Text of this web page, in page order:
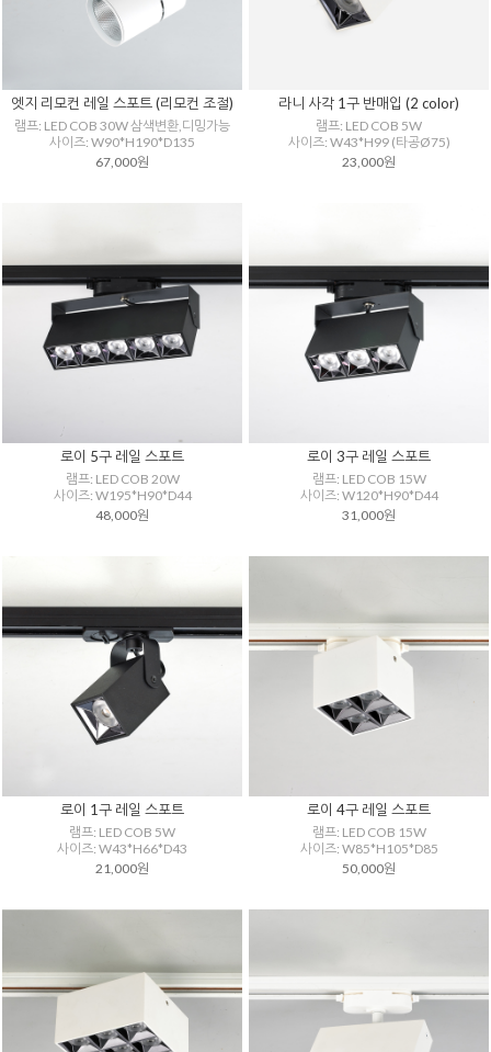
엣지 리모컨 레일 스포트 (리모컨 조절)
램프: LED COB 30W 삼색변환,디밍가능
사이즈: W90*H190*D135
67,000원
라니 사각 1구 반매입 (2 color)
램프: LED COB 5W
사이즈: W43*H99 (타공Ø75)
23,000원
로이 5구 레일 스포트
램프: LED COB 20W
사이즈: W195*H90*D44
48,000원
로이 3구 레일 스포트
램프: LED COB 15W
사이즈: W120*H90*D44
31,000원
로이 1구 레일 스포트
램프: LED COB 5W
사이즈: W43*H66*D43
21,000원
로이 4구 레일 스포트
램프: LED COB 15W
사이즈: W85*H105*D85
50,000원